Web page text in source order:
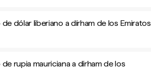
dólar liberiano a dírham de los Emiratos
rupia mauriciana a dírham de los